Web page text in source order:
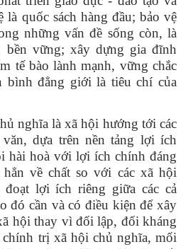
là quốc sách hàng đầu; bảo vệ
những vấn đề sống còn, là
bền vững; xây dựng gia đĩnh
tế bào lành mạnh, vững chắc
bình đẳng giới là tiêu chí của
nghĩa là xã hội hướng tới các
dựa trên nền tảng lợi ích
hài hoà với lợi ích chính đáng
về chất so với các xã hội
đoạt lợi ích riêng giữa các cả
đó cần và có điều kiện để xây
hội thay vì đối lập, đối kháng
trị xã hội chủ nghĩa, mối